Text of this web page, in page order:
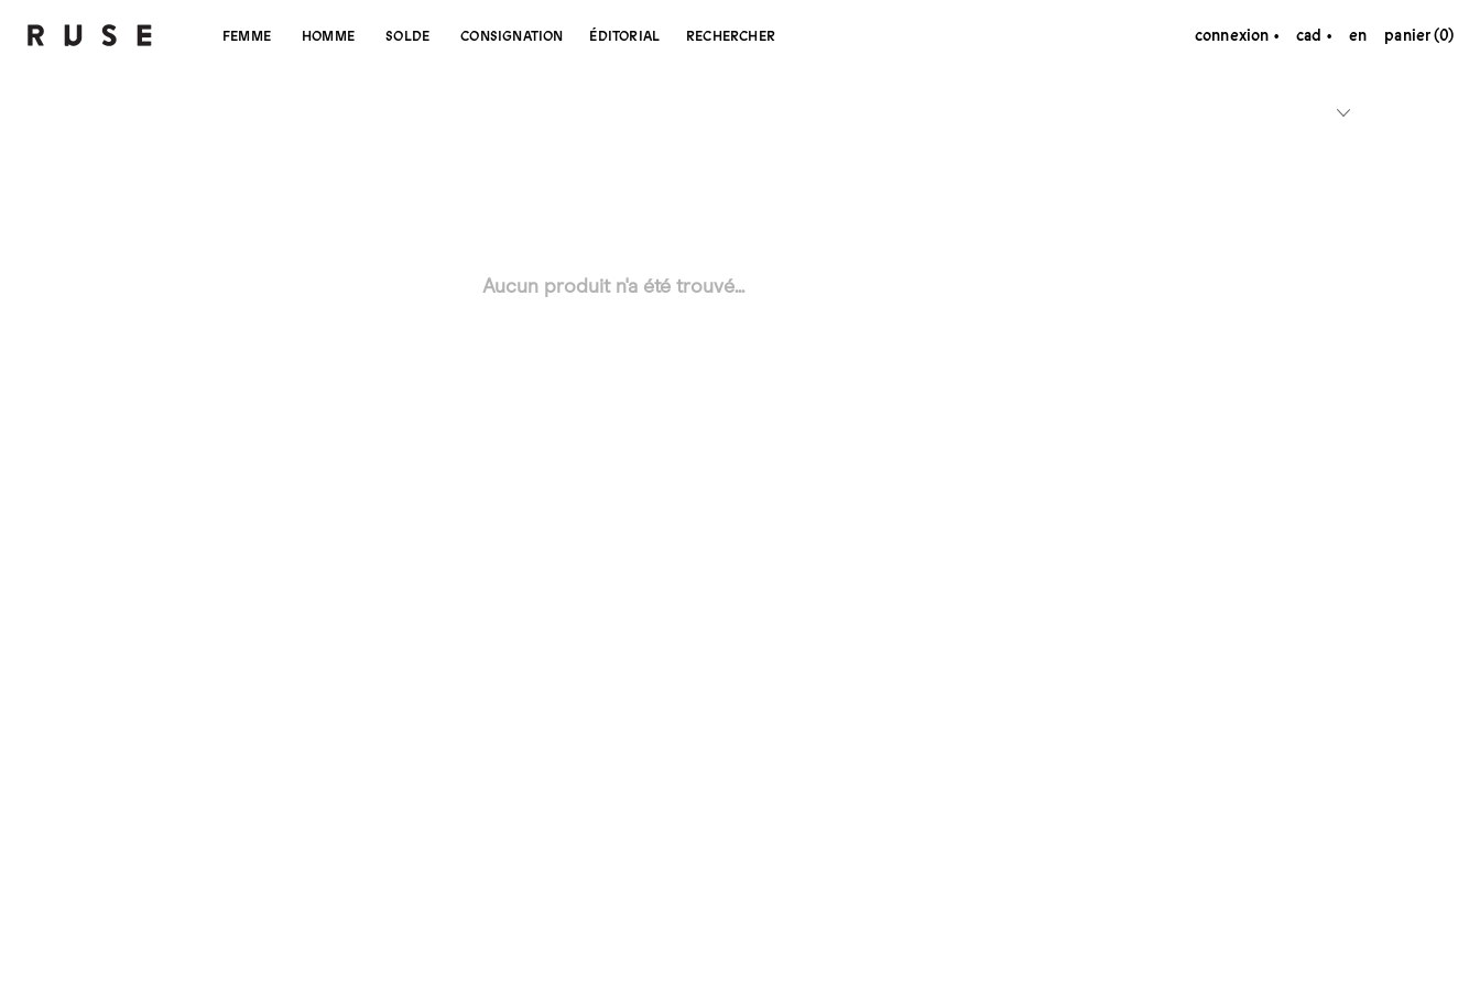
FEMME HOMME SOLDE CONSIGNATION ÉDITORIAL RECHERCHER connexion cad en panier (0)
Aucun produit n'a été trouvé...